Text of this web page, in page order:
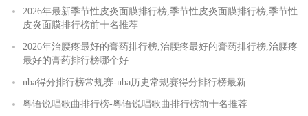
2026年最新季节性皮炎面膜排行榜,季节性皮炎面膜排行榜,季节性
皮炎面膜排行榜前十名推荐
2026年治腰疼最好的膏药排行榜,治腰疼最好的膏药排行榜,治腰疼
最好的膏药排行榜哪个好
nba得分排行榜常规赛-nba历史常规赛得分排行榜最新
粤语说唱歌曲排行榜-粤语说唱歌曲排行榜前十名推荐